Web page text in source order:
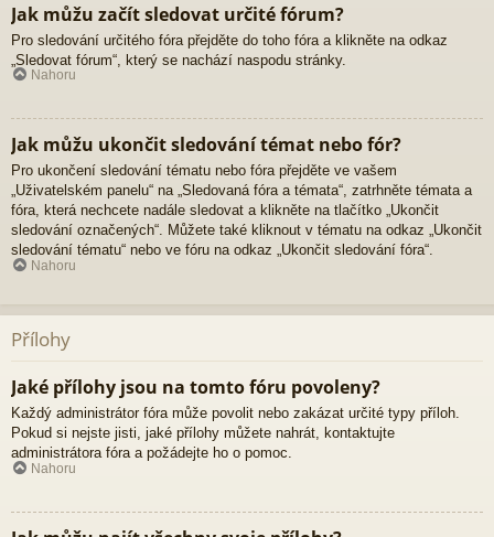
Jak můžu začít sledovat určité fórum?
Pro sledování určitého fóra přejděte do toho fóra a klikněte na odkaz
„Sledovat fórum“, který se nachází naspodu stránky.
Nahoru
Jak můžu ukončit sledování témat nebo fór?
Pro ukončení sledování tématu nebo fóra přejděte ve vašem
„Uživatelském panelu“ na „Sledovaná fóra a témata“, zatrhněte témata a
fóra, která nechcete nadále sledovat a klikněte na tlačítko „Ukončit
sledování označených“. Můžete také kliknout v tématu na odkaz „Ukončit
sledování tématu“ nebo ve fóru na odkaz „Ukončit sledování fóra“.
Nahoru
Přílohy
Jaké přílohy jsou na tomto fóru povoleny?
Každý administrátor fóra může povolit nebo zakázat určité typy příloh.
Pokud si nejste jisti, jaké přílohy můžete nahrát, kontaktujte
administrátora fóra a požádejte ho o pomoc.
Nahoru